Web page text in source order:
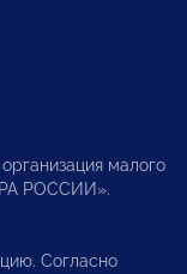
малого
РОССИИ».
Согласно